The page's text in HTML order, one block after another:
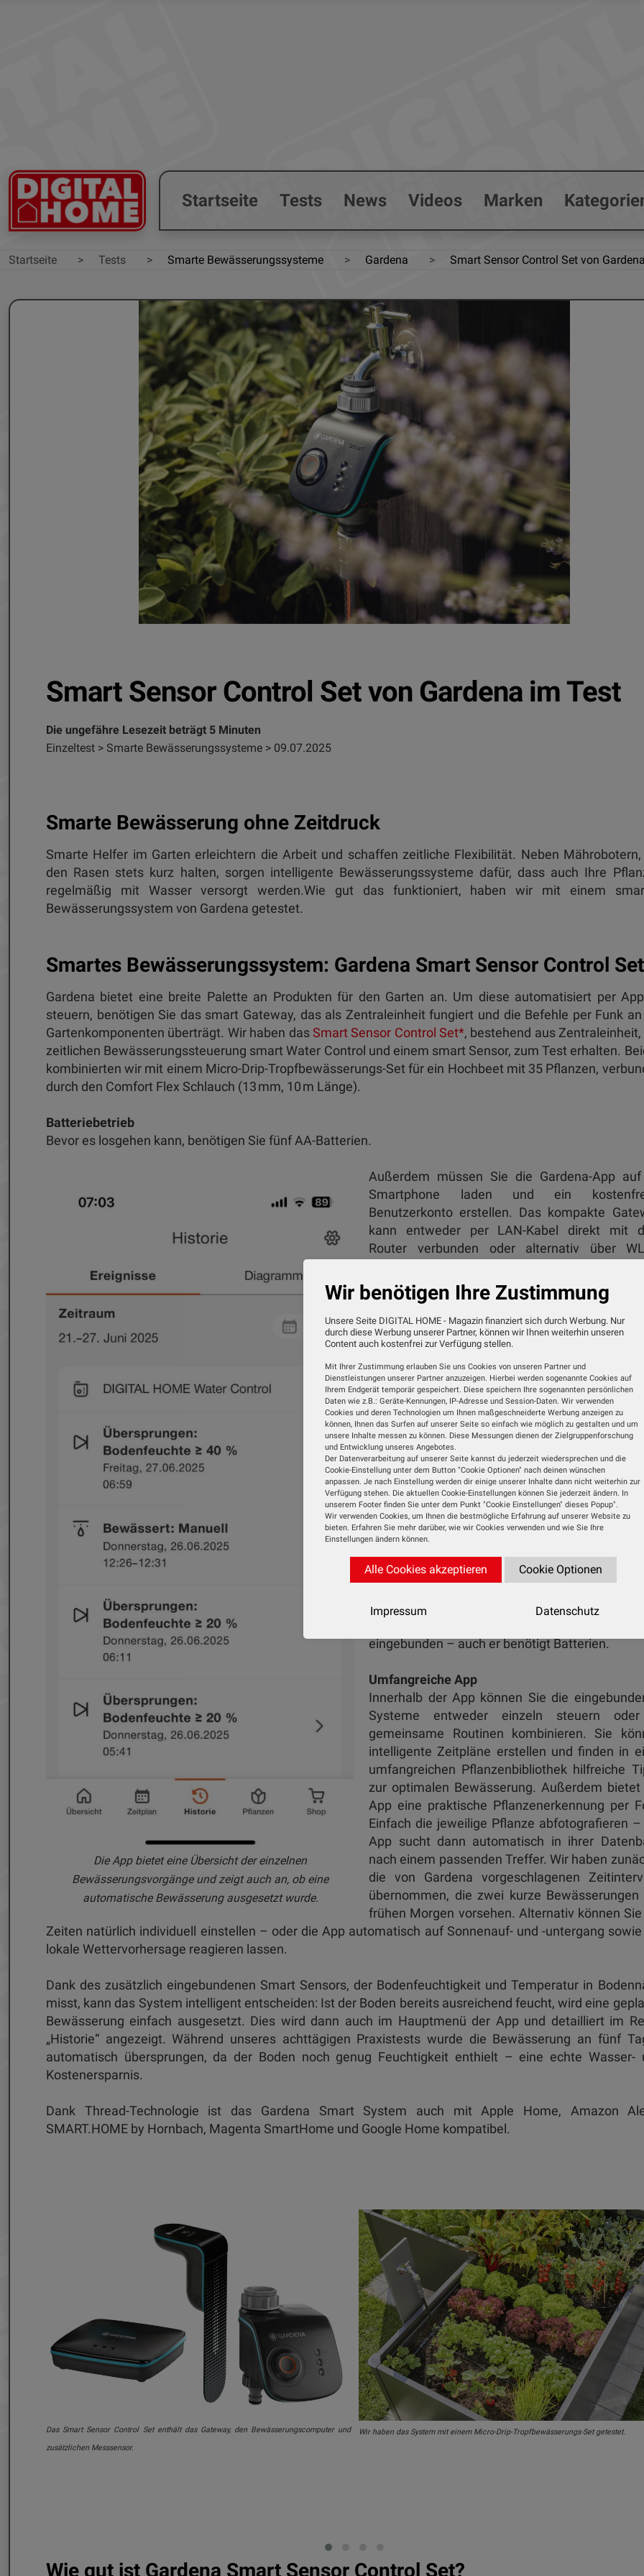
Startseite Tests News Videos Marken
Startseite Tests Smarte Bewässerungssysteme Gardena Smart Sensor Control Set von Gardena
Smart Sensor Control Set von Gardena im Test
Die ungefähre Lesezeit beträgt 5 Minuten
Einzeltest > Smarte Bewässerungssysteme > 09.07.2025
Smarte Bewässerung ohne Zeitdruck
Smarte Helfer im Garten erleichtern die Arbeit und schaffen zeitliche Flexibilität. Neben
den Rasen stets kurz halten, sorgen intelligente Bewässerungssysteme dafür, dass auch Ihre
regelmäßig mit Wasser versorgt werden.Wie gut das funktioniert, haben wir mit einem
Bewässerungssystem von Gardena getestet.
Smartes Bewässerungssystem: Gardena Smart Sensor Control Set
Gardena bietet eine breite Palette an Produkten für den Garten an. Um diese automatisiert per
steuern, benötigen Sie das smart Gateway, das als Zentraleinheit fungiert und die Befehle per Funk
Gartenkomponenten überträgt. Wir haben das Smart Sensor Control Set*, bestehend aus Zentraleinheit,
zeitlichen Bewässerungssteuerung smart Water Control und einem smart Sensor, zum Test erhalten.
kombinierten wir mit einem Micro-Drip-Tropfbewässerungs-Set für ein Hochbeet mit 35 Pflanzen,
durch den Comfort Flex Schlauch (13 mm, 10 m Länge).
Batteriebetrieb
Bevor es losgehen kann, benötigen Sie fünf AA-Batterien.
Die App bietet eine Übersicht der einzelnen
Bewässerungsvorgänge und zeigt auch an, ob eine
automatische Bewässerung ausgesetzt wurde.
Außerdem müssen Sie die Gardena-App
Smartphone laden und ein
Benutzerkonto erstellen. Das kompakte
kann entweder per LAN-Kabel direkt mit
Router verbunden oder alternativ über
eingerichtet werden. Im ersten Schritt fordert
App dazu auf, den QR-Code auf der
Basisstation zu scannen. Wer ein iPhone oder
verwendet, kann das System alternativ auch
Apple Home steuern. Unser Testgerät
danach einsatzbereit.
Schnelle Kopplung
Im nächsten Schritt geht es darum, die
Komponenten hinzuzufügen. Dazu wählen
der App die Rubrik „Bewässerung“
anschließend „Water Control“ aus. Nach
Einlegen der Batterien aktiviert sich
Einbindungsmodus automatisch, und
Komponente wird in der App angezeigt. Sie
ihr nun einen individuellen Namen
Anschließend prüft die App, ob eine
Bedarf automatisch. Auch der im
eingebunden – auch er benötigt Batterien.
Umfangreiche App
Innerhalb der App können Sie die
Systeme entweder einzeln steuern
gemeinsame Routinen kombinieren. Sie
intelligente Zeitpläne erstellen und finden in
umfangreichen Pflanzenbibliothek hilfreiche
zur optimalen Bewässerung. Außerdem bietet
App eine praktische Pflanzenerkennung per
Einfach die jeweilige Pflanze abfotografieren
App sucht dann automatisch in ihrer
nach einem passenden Treffer. Wir haben
die von Gardena vorgeschlagenen
übernommen, die zwei kurze Bewässerungen
frühen Morgen vorsehen. Alternativ können
Zeiten natürlich individuell einstellen – oder die App automatisch auf Sonnenauf- und -untergang
lokale Wettervorhersage reagieren lassen.
Dank des zusätzlich eingebundenen Smart Sensors, der Bodenfeuchtigkeit und Temperatur in
misst, kann das System intelligent entscheiden: Ist der Boden bereits ausreichend feucht, wird eine
Bewässerung einfach ausgesetzt. Dies wird dann auch im Hauptmenü der App und detailliert im
„Historie“ angezeigt. Während unseres achttägigen Praxistests wurde die Bewässerung an fünf
automatisch übersprungen, da der Boden noch genug Feuchtigkeit enthielt – eine echte Wasser-
Kostenersparnis.
Dank Thread-Technologie ist das Gardena Smart System auch mit Apple Home, Amazon
SMART.HOME by Hornbach, Magenta SmartHome und Google Home kompatibel.
Das Smart Sensor Control Set enthält das Gateway, den Bewässerungscomputer und
zusätzlichen Messsensor.
Wir haben das System mit einem Micro-Drip-Tropfbewässerungs-Set getestet.
Wie gut ist Gardena Smart Sensor Control Set?
Wir benötigen Ihre Zustimmung
Unsere Seite DIGITAL HOME - Magazin finanziert sich durch Werbung. Nur
durch diese Werbung unserer Partner, können wir Ihnen weiterhin unseren
Content auch kostenfrei zur Verfügung stellen.
Mit Ihrer Zustimmung erlauben Sie uns Cookies von unseren Partner und
Dienstleistungen unserer Partner anzuzeigen. Hierbei werden sogenannte Cookies auf
Ihrem Endgerät temporär gespeichert. Diese speichern Ihre sogenannten persönlichen
Daten wie z.B.: Geräte-Kennungen, IP-Adresse und Session-Daten. Wir verwenden
Cookies und deren Technologien um Ihnen maßgeschneiderte Werbung anzeigen zu
können, Ihnen das Surfen auf unserer Seite so einfach wie möglich zu gestalten und um
unsere Inhalte messen zu können. Diese Messungen dienen der Zielgruppenforschung
und Entwicklung unseres Angebotes.
Der Datenverarbeitung auf unserer Seite kannst du jederzeit wiedersprechen und die
Cookie-Einstellung unter dem Button "Cookie Optionen" nach deinen wünschen
anpassen. Je nach Einstellung werden dir einige unserer Inhalte dann nicht weiterhin zur
Verfügung stehen. Die aktuellen Cookie-Einstellungen können Sie jederzeit ändern. In
unserem Footer finden Sie unter dem Punkt "Cookie Einstellungen" dieses Popup".
Wir verwenden Cookies, um Ihnen die bestmögliche Erfahrung auf unserer Website zu
bieten. Erfahren Sie mehr darüber, wie wir Cookies verwenden und wie Sie Ihre
Einstellungen ändern können.
Alle Cookies akzeptieren Cookie Optionen
Impressum Datenschutz